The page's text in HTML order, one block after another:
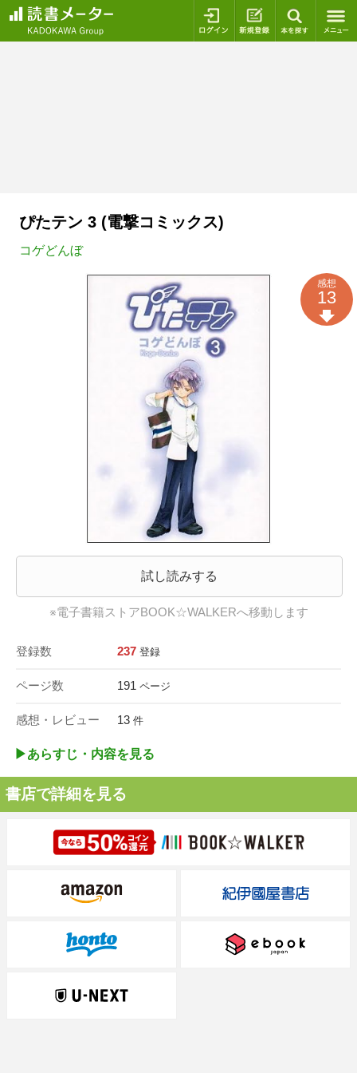
ログイン 新規登録
ぴたテン 3 (電撃コミックス)
コゲどんぼ
試し読みする
※電子書籍ストアBOOK☆WALKERへ移動します
登録数 237 登録
ページ数 191 ページ
感想・レビュー 13 件
感想
13
▶︎あらすじ・内容を見る
書店で詳細を見る